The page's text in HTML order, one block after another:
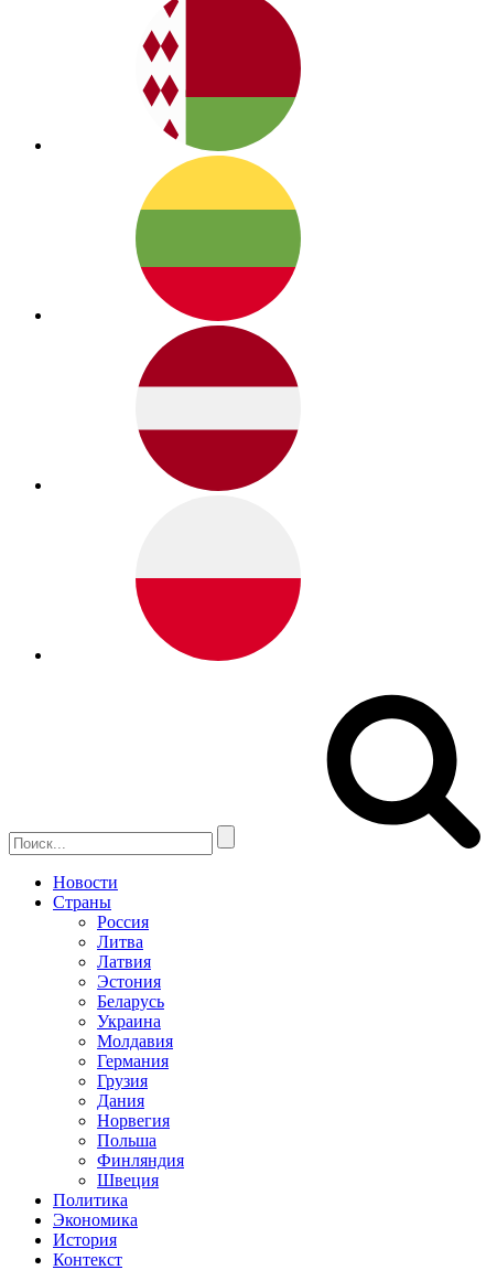
Новости
Страны
Россия
Литва
Латвия
Эстония
Беларусь
Украина
Молдавия
Германия
Грузия
Дания
Норвегия
Польша
Финляндия
Швеция
Политика
Экономика
История
Контекст